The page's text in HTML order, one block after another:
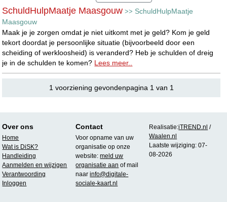
SchuldHulpMaatje Maasgouw >> SchuldHulpMaatje
Maasgouw
Maak je je zorgen omdat je niet uitkomt met je geld? Kom je geld
tekort doordat je persoonlijke situatie (bijvoorbeeld door een
scheiding of werkloosheid) is veranderd? Heb je schulden of dreig
je in de schulden te komen? Lees meer..
1 voorziening gevondenpagina 1 van 1
Over ons
Home
Wat is DiSK?
Handleiding
Aanmelden en wijzigen
Verantwoording
Inloggen
Contact
Voor opname van uw
organisatie op onze
website:meld uw
organisatie aan of mail
naarinfo@digitale-
sociale-kaart.nl
Realisatie:iTREND.nl /
Waalen.nl
Laatste wijziging: 07-
08-2026